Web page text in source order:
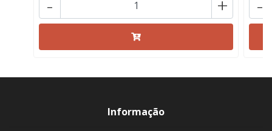
+
- -
Informação